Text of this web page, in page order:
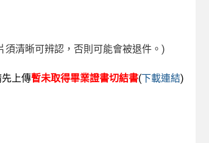
清晰可辨認，否則可能會被退件。)
上傳暫未取得畢業證書切結書(下載連結)